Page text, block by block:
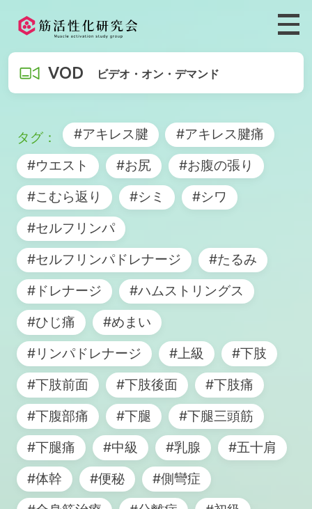
VOD ビデオ・オン・デマンド
#アキレス腱
#アキレス腱痛
#ウエスト
#お尻
#お腹の張り
#こむら返り
#シミ
#シワ
#セルフリンパ
#セルフリンパドレナージ
#たるみ
#ドレナージ
#ハムストリングス
#ひじ痛
#めまい
#リンパドレナージ
#上級
#下肢
#下肢前面
#下肢後面
#下肢痛
#下腹部痛
#下腿
#下腿三頭筋
#下腿痛
#中級 #乳腺
#五十肩
#体幹
#便秘
#側彎症